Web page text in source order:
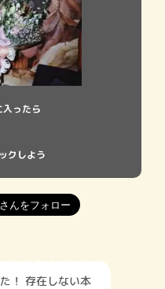
入ったら
クしよう
！ 存在しない本